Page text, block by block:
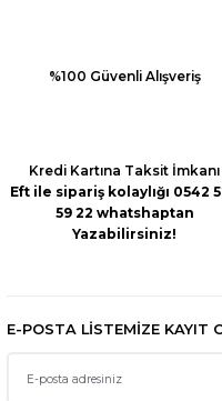
%100 Güvenli Alışveriş
Kredi Kartına Taksit İmkanı
Eft ile sipariş kolaylığı 0542
59 22 whatshaptan
Yazabilirsiniz!
E-POSTA LİSTEMİZE KAYIT